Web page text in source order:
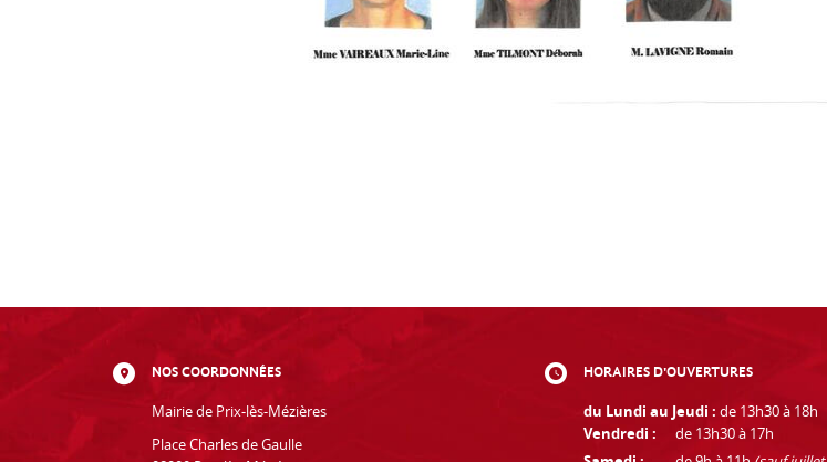
NOS COORDONNÉES
Mairie de Prix-lès-Mézières
Place Charles de Gaulle
HORAIRES D'OUVERTURES
du Lundi au Jeudi : de 13h30 à 18h
Vendredi :
de 13h30 à 17h